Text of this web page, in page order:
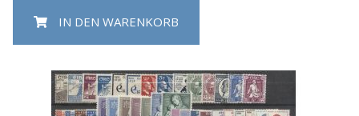
IN DEN WARENKORB